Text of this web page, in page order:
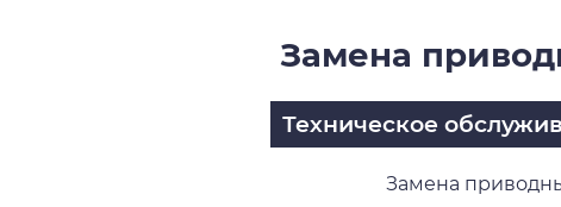
Замена
Техническое
Замена